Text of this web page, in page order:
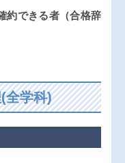
約できる者（合格辞
全学科)